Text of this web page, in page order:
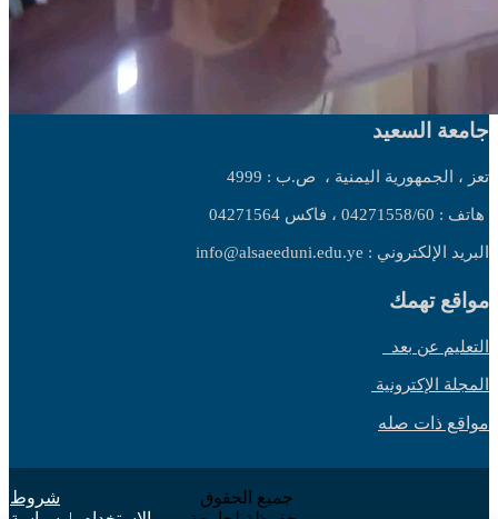
جامعة السعيد
تعز ، الجمهورية اليمنية ، ص.ب : 4999
هاتف : 04271558/60 ، فاكس 04271564
البريد الإلكتروني : info@alsaeeduni.edu.ye
مواقع تهمك
التعليم عن بعد
المجلة الإكترونية
مواقع ذات صله
جميع الحقوق
شروط